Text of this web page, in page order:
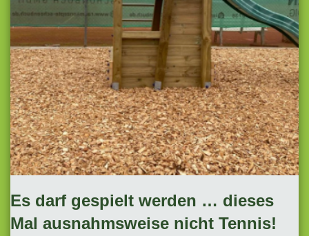
Es darf gespielt werden … dieses
Mal ausnahmsweise nicht Tennis!